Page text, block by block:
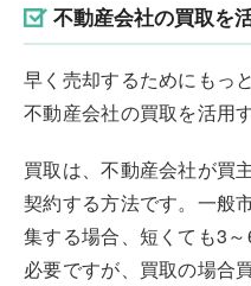
不動産会社の買取を
早く売却するためにもっ
不動産会社の買取を活用
買取は、不動産会社が買
契約する方法です。一般
集する場合、短くても3
必要ですが、買取の場合